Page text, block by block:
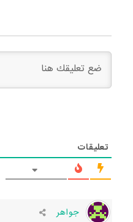
تعليقات
جواهر